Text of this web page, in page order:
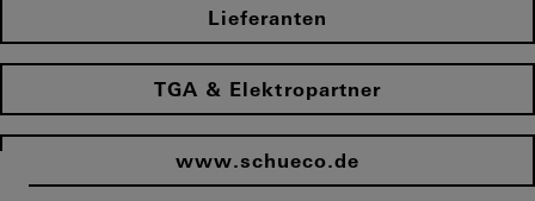
Lieferanten
TGA & Elektropartner
www.schueco.de